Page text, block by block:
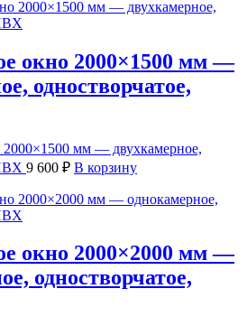
окно 2000×1500 мм —
одностворчатое,
2000×1500 мм — двухкамерное,
9 600 ₽ В корзину
окно 2000×2000 мм —
одностворчатое,